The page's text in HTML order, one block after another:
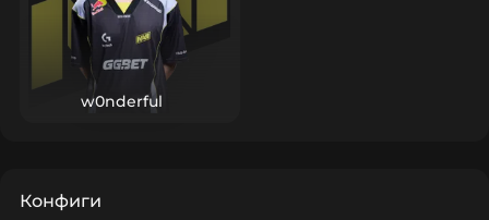
w0nderful
Конфиги